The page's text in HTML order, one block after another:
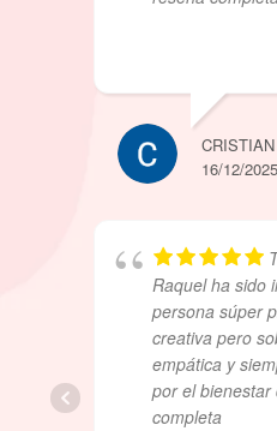
16/12/2025
Raquel ha sido
persona súper
creativa pero
empática y
por el bienestar
completa